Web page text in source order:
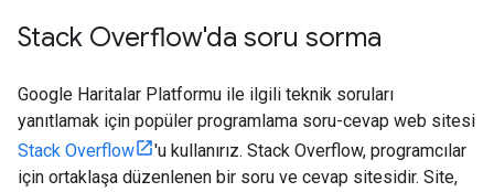
Stack Overflow'da soru sorma
Google Haritalar Platformu ile ilgili teknik soruları
yanıtlamak için popüler programlama soru-cevap web sitesi
Stack Overflow
'u kullanırız. Stack Overflow, programcılar
için ortaklaşa düzenlenen bir soru ve cevap sitesidir. Site,